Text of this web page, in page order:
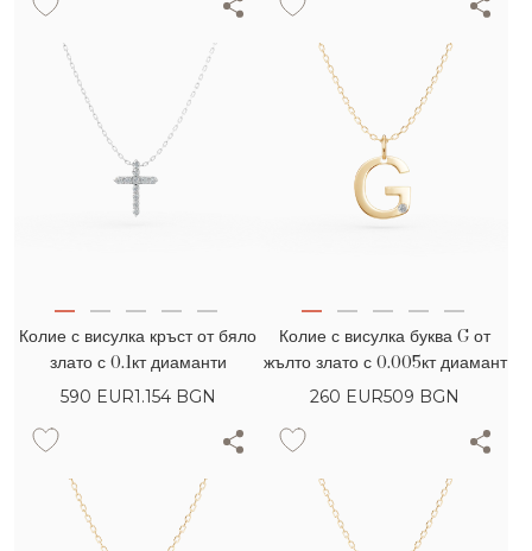
Колие с висулка кръст от бяло
злато с 0.1кт диаманти
590 EUR1.154 BGN
Колие с висулка буква G от
жълто злато с 0.005кт диамант
260 EUR509 BGN